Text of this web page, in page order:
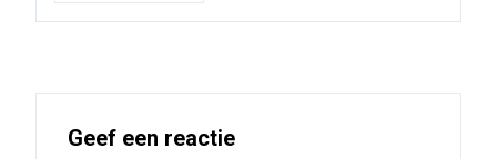
Geef een reactie